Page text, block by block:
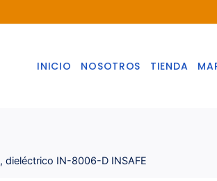
INICIO NOSOTROS TIENDA
dieléctrico IN-8006-D INSAFE